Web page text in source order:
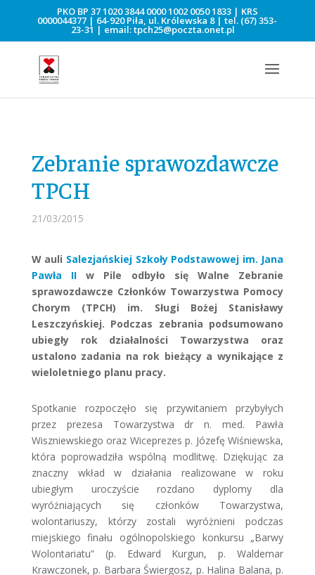
PKO BP 37 1020 3844 0000 1002 0050 1833 | KRS
0000044377 | 64-920 Piła, ul. Królewska 8 | tel. (67) 353-
23-31 | email:tpch25@poczta.onet.pl
Zebranie sprawozdawcze
TPCH
21/03/2015
W auli Salezjańskiej Szkoły Podstawowej im. Jana
Pawła II w Pile odbyło się Walne Zebranie
sprawozdawcze Członków Towarzystwa Pomocy
Chorym (TPCH) im. Sługi Bożej Stanisławy
Leszczyńskiej. Podczas zebrania podsumowano
ubiegły rok działalności Towarzystwa oraz
ustalono zadania na rok bieżący a wynikające z
wieloletniego planu pracy.
Spotkanie rozpoczęło się przywitaniem przybyłych
przez prezesa Towarzystwa dr n. med. Pawła
Wiszniewskiego oraz Wiceprezes p. Józefę Wiśniewska,
która poprowadziła wspólną modlitwę. Dziękując za
znaczny wkład w działania realizowane w roku
ubiegłym uroczyście rozdano dyplomy dla
wyróżniających się członków Towarzystwa,
wolontariuszy, którzy zostali wyróżnieni podczas
miejskiego finału ogólnopolskiego konkursu „Barwy
Wolontariatu” (p. Edward Kurgun, p. Waldemar
Krawczonek, p. Barbara Świergosz, p. Halina Balana, p.